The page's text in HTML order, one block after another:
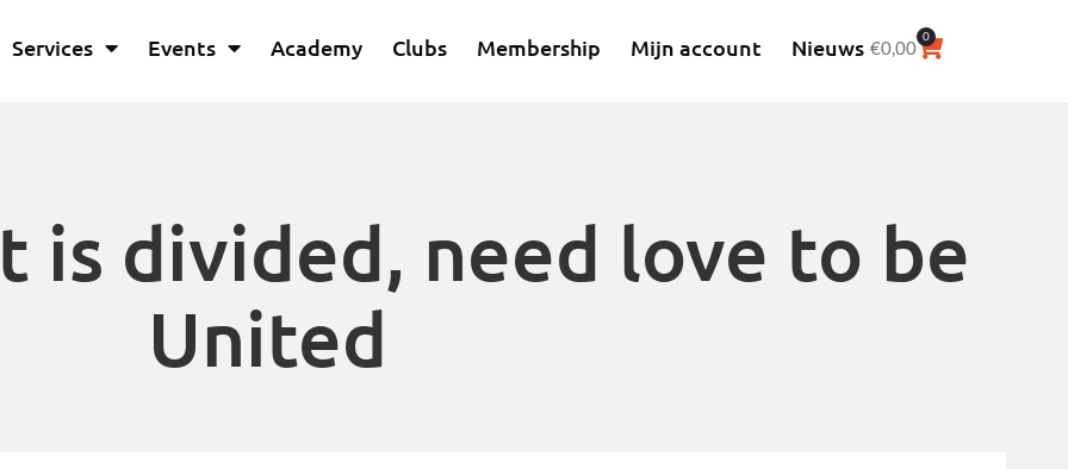
Services Events Academy Clubs Membership Mijn account Nieuws €0,00
0
is divided, need love to be
United